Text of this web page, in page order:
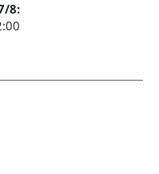
8: